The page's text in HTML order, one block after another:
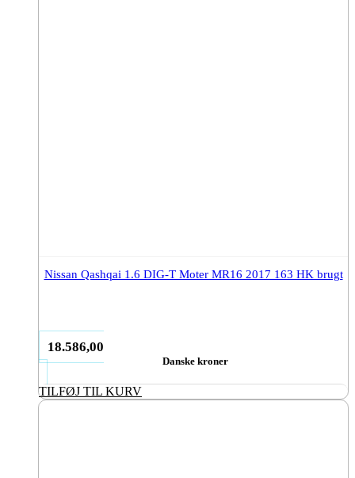
Nissan Qashqai 1.6 DIG-T Moter MR16 2017 163 HK brugt
18.586,00
Danske kroner
TILFØJ TIL KURV